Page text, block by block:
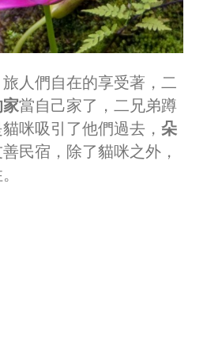
人們自在的享受著，二
當自己家了，二兄弟蹲
咪吸引了他們過去， 朵
民宿，除了貓咪之外，